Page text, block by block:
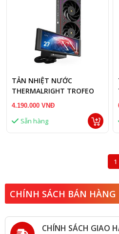
TẢN NHIỆT NƯỚC
THERMALRIGHT TROFEO
VISION 360 ARGB BLACK
4.190.000 VNĐ
Sẵn hàng
1
CHÍNH SÁCH BÁN HÀNG
CHÍNH SÁCH GIAO